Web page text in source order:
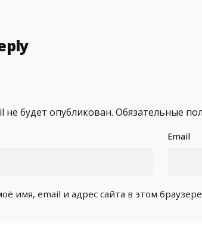
не будет опубликован. Обязательные
Email
имя, email и адрес сайта в этом